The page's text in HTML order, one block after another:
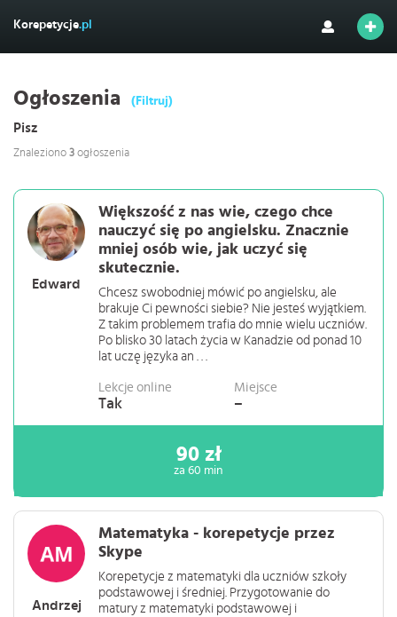
Korepetycje.pl
Ogłoszenia (Filtruj)
Pisz
Znaleziono 3 ogłoszenia
Edward
Większość z nas wie, czego chce
nauczyć się po angielsku. Znacznie
mniej osób wie, jak uczyć się
skutecznie.
Chcesz swobodniej mówić po angielsku, ale
brakuje Ci pewności siebie? Nie jesteś wyjątkiem.
Z takim problemem trafia do mnie wielu uczniów.
Po blisko 30 latach życia w Kanadzie od ponad 10
lat uczę języka an . . .
Lekcje online
Tak
Miejsce
–
90 zł
za 60 min
Andrzej
Matematyka - korepetycje przez
Skype
Korepetycje z matematyki dla uczniów szkoły
podstawowej i średniej. Przygotowanie do
matury z matematyki podstawowej i